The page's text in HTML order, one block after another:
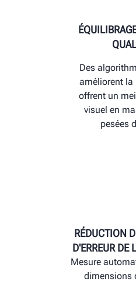
Des
améliorent la
offrent un
visuel en
pesées
RÉDUCTION
D'ERREUR DE
Mesure
dimensions